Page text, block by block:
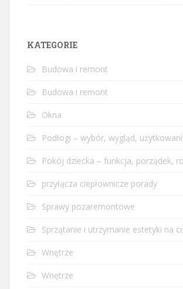
KATEGORIE
Budowa i remont
Budowa i remont
Okna
Podłogi – wybór, wygląd,
Pokój dziecka – funkcja, porządek,
przyłącza ciepłownicze porady
Sprawy pozaremontowe
Sprzątanie i utrzymanie estetyki na
Wnętrze
Wnętrze